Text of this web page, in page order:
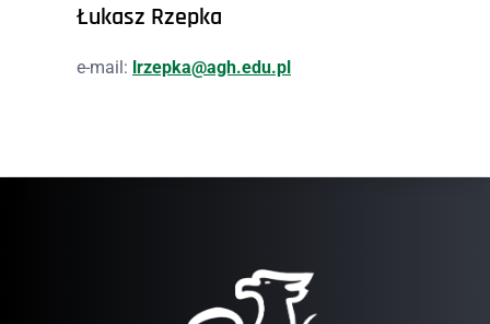
Łukasz Rzepka
e-mail: lrzepka@agh.edu.pl